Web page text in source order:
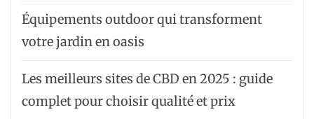
Équipements outdoor qui transforment
votre jardin en oasis
Les meilleurs sites de CBD en 2025 : guide
complet pour choisir qualité et prix